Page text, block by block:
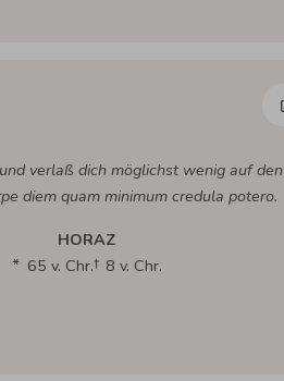
verlaß dich möglichst wenig auf den
diem quam minimum credula potero.
HORAZ
65 v. Chr.
8 v. Chr.